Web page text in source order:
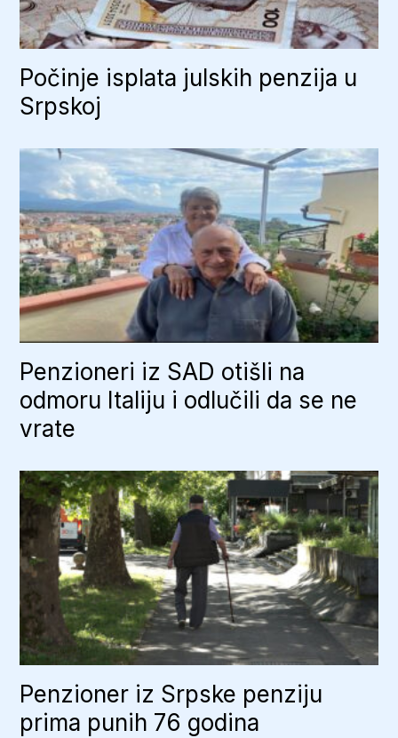
Počinje isplata julskih penzija u
Srpskoj
Penzioneri iz SAD otišli na
odmoru Italiju i odlučili da se ne
vrate
Penzioner iz Srpske penziju
prima punih 76 godina